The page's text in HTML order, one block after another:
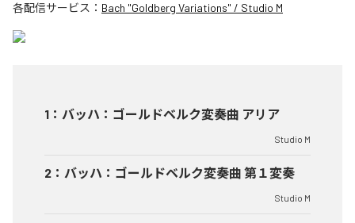
各配信サービス： Bach "Goldberg Variations" / Studio M
1 ： バッハ：ゴールドベルク変奏曲 アリア
Studio M
2 ： バッハ：ゴールドベルク変奏曲 第１変奏
Studio M